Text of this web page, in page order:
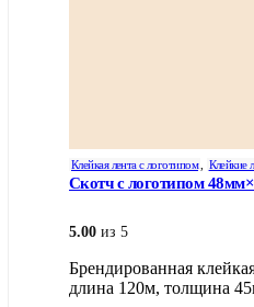
Клейкая лента с логотипом, Клейкие
Скотч с логотипом
5.00 из 5
Брендированная
длина 120м, толщина